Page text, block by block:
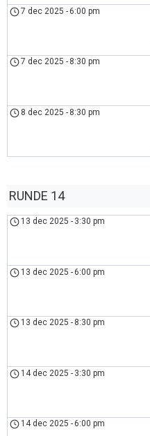
7 dec 2025 - 6:00 pm
7 dec 2025 - 8:30 pm
8 dec 2025 - 8:30 pm
RUNDE 14
13 dec 2025 - 3:30 pm
13 dec 2025 - 6:00 pm
13 dec 2025 - 8:30 pm
14 dec 2025 - 3:30 pm
14 dec 2025 - 6:00 pm